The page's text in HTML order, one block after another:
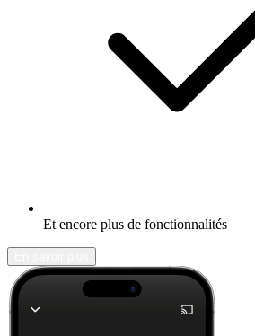
Et encore plus de fonctionnalités